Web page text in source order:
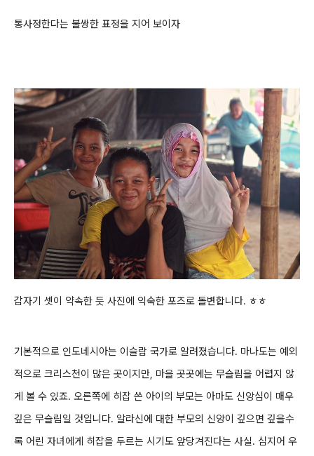
통사정한다는 불쌍한 표정을 지어 보이자
갑자기 셋이 약속한 듯 사진에 익숙한 포즈로 돌변합니다. ㅎㅎ
기본적으로 인도네시아는 이슬람 국가로 알려졌습니다. 마나도는 예외
적으로 크리스천이 많은 곳이지만, 마을 곳곳에는 무슬림을 어렵지 않
게 볼 수 있죠. 오른쪽에 히잡 쓴 아이의 부모는 아마도 신앙심이 매우
깊은 무슬림일 것입니다. 알라신에 대한 부모의 신앙이 깊으면 깊을수
록 어린 자녀에게 히잡을 두르는 시기도 앞당겨진다는 사실. 심지어 우